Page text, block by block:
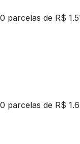
parcelas de R$
parcelas de R$